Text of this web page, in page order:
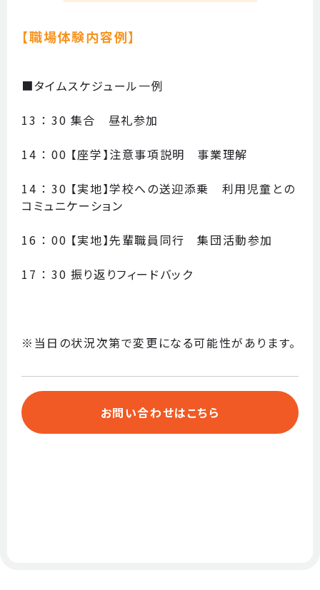
【職場体験内容例】
■タイムスケジュール一例
13 ： 30 集合 昼礼参加
14 ： 00 【座学】注意事項説明 事業理解
14 ： 30 【実地】学校への送迎添乗 利用児童との
コミュニケーション
16 ： 00 【実地】先輩職員同行 集団活動参加
17 ： 30 振り返りフィードバック
※当日の状況次第で変更になる可能性があります。
お問い合わせはこちら